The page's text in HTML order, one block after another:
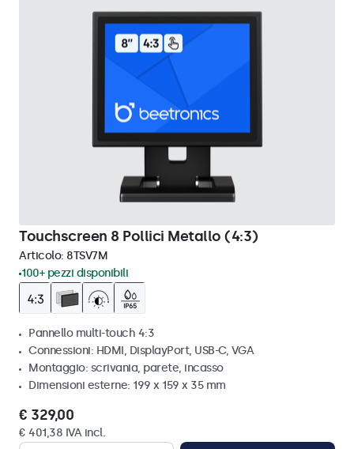
Touchscreen 8 Pollici Metallo (4:3)
Articolo: 8TSV7M
100+ pezzi disponibili
Pannello multi-touch 4:3
Connessioni: HDMI, DisplayPort, USB-C, VGA
Montaggio: scrivania, parete, incasso
Dimensioni esterne: 199 x 159 x 35 mm
€ 329,00
€ 401,38 IVA incl.